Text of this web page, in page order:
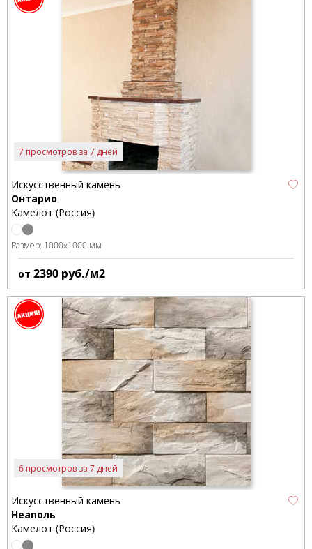
7 просмотров за 7 дней
Искусственный камень
Онтарио
Камелот (Россия)
Размер: 1000x1000 мм
от 2390 руб./м2
6 просмотров за 7 дней
Искусственный камень
Неаполь
Камелот (Россия)